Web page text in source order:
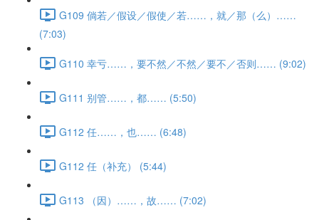
G109 倘若／假设／假使／若……，就／那（么）……
(7:03)
G110 幸亏……，要不然／不然／要不／否则…… (9:02)
G111 别管……，都…… (5:50)
G112 任……，也…… (6:48)
G112 任（补充） (5:44)
G113 （因）……，故…… (7:02)